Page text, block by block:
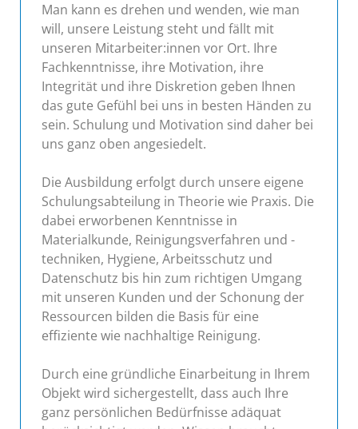
Man kann es drehen und wenden, wie man
will, unsere Leistung steht und fällt mit
unseren Mitarbeiter:innen vor Ort. Ihre
Fachkenntnisse, ihre Motivation, ihre
Integrität und ihre Diskretion geben Ihnen
das gute Gefühl bei uns in besten Händen zu
sein. Schulung und Motivation sind daher bei
uns ganz oben angesiedelt.
Die Ausbildung erfolgt durch unsere eigene
Schulungsabteilung in Theorie wie Praxis. Die
dabei erworbenen Kenntnisse in
Materialkunde, Reinigungsverfahren und -
techniken, Hygiene, Arbeitsschutz und
Datenschutz bis hin zum richtigen Umgang
mit unseren Kunden und der Schonung der
Ressourcen bilden die Basis für eine
effiziente wie nachhaltige Reinigung.
Durch eine gründliche Einarbeitung in Ihrem
Objekt wird sichergestellt, dass auch Ihre
ganz persönlichen Bedürfnisse adäquat